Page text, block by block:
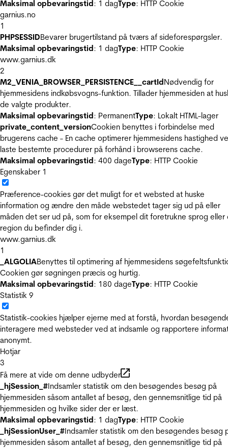
Maksimal opbevaringstid: 1 dagType: HTTP Cookie
garnius.no
1
PHPSESSIDBevarer brugertilstand på tværs af sideforespørgsler.
Maksimal opbevaringstid: 1 dagType: HTTP Cookie
www.garnius.dk
2
M2_VENIA_BROWSER_PERSISTENCE__cartIdNødvendig for
hjemmesidens indkøbsvogns-funktion. Tillader hjemmesiden at
de valgte produkter.
Maksimal opbevaringstid: PermanentType: Lokalt HTML-lager
private_content_versionCookien benyttes i forbindelse med
brugerens cache - En cache optimerer hjemmesidens hastighed
laste bestemte procedurer på forhånd i browserens cache.
Maksimal opbevaringstid: 400 dageType: HTTP Cookie
Egenskaber 1
Præference-cookies gør det muligt for et websted at huske
information og ændre den måde webstedet tager sig ud på eller
måden det ser ud på, som for eksempel dit foretrukne sprog eller
region du befinder dig i.
www.garnius.dk
1
_ALGOLIABenyttes til optimering af hjemmesidens
Cookien gør søgningen præcis og hurtig.
Maksimal opbevaringstid: 180 dageType: HTTP Cookie
Statistik 9
Statistik-cookies hjælper ejerne med at forstå, hvordan
interagere med websteder ved at indsamle og rapportere
anonymt.
Hotjar
3
Få mere at vide om denne udbyder
_hjSession_#Indsamler statistik om den besøgendes besøg på
hjemmesiden såsom antallet af besøg, den gennemsnitlige tid på
hjemmesiden og hvilke sider der er læst.
Maksimal opbevaringstid: 1 dagType: HTTP Cookie
_hjSessionUser_#Indsamler statistik om den besøgendes besøg
hjemmesiden såsom antallet af besøg, den gennemsnitlige tid på